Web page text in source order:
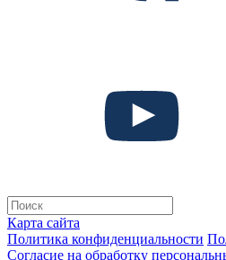
Карта сайта
Политика конфиденциальности
Согласие на обработку